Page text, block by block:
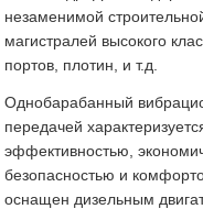
незаменимой
магистралей высокого
портов, плотин, и т.д.
Однобарабанный
передачей
эффективностью,
безопасностью и
оснащен дизельным